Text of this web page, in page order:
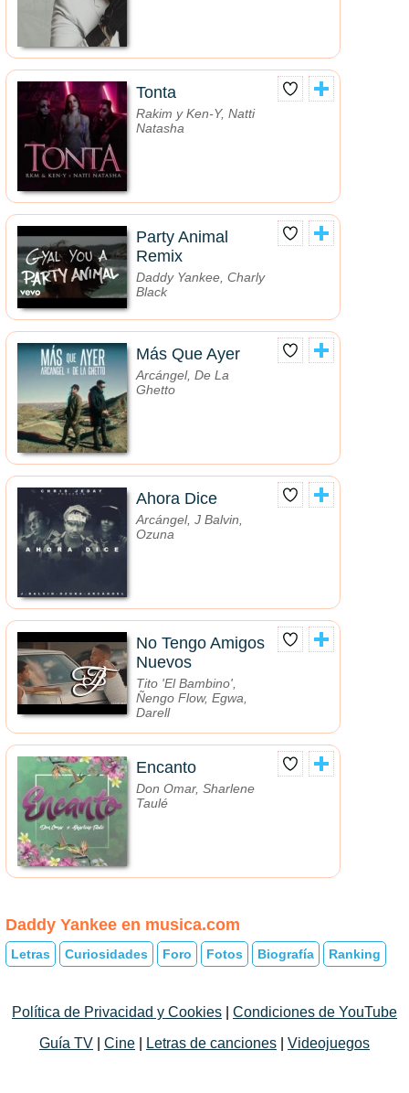
Tonta
Rakim y Ken-Y, Natti
Natasha
Party Animal
Remix
Daddy Yankee, Charly
Black
Más Que Ayer
Arcángel, De La
Ghetto
Ahora Dice
Arcángel, J Balvin,
Ozuna
No Tengo Amigos
Nuevos
Tito 'El Bambino',
Ñengo Flow, Egwa,
Darell
Encanto
Don Omar, Sharlene
Taulé
Daddy Yankee en musica.com
Letras Curiosidades Foro Fotos Biografía Ranking
Política de Privacidad y Cookies
Condiciones de YouTube
Guía TV
Cine Letras de canciones Videojuegos